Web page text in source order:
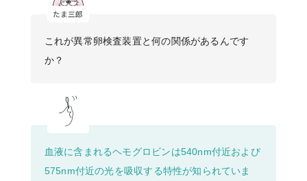
これが異常卵検査装置と何の関係があるんです
か？
血液に含まれるヘモグロビンは540nm付近および
575nm付近の光を吸収する特性が知られていま